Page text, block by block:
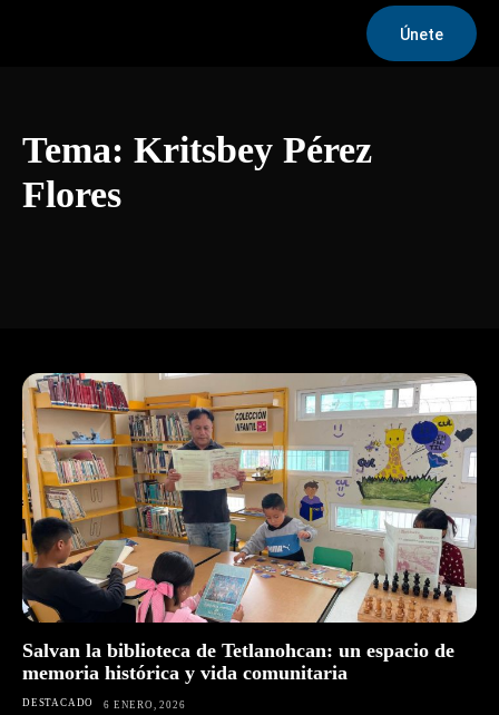
Únete
Tema: Kritsbey Pérez
Flores
Salvan la biblioteca de Tetlanohcan: un espacio de
memoria histórica y vida comunitaria
DESTACADO 6 ENERO, 2026